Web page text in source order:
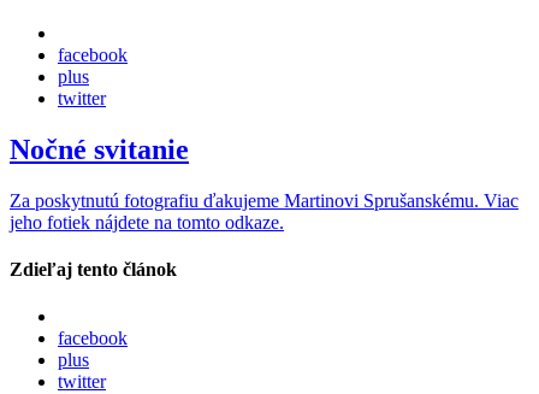
facebook
plus
twitter
Nočné svitanie
Za poskytnutú fotografiu ďakujeme Martinovi Sprušanskému. Viac
jeho fotiek nájdete na tomto odkaze.
Zdieľaj tento článok
facebook
plus
twitter